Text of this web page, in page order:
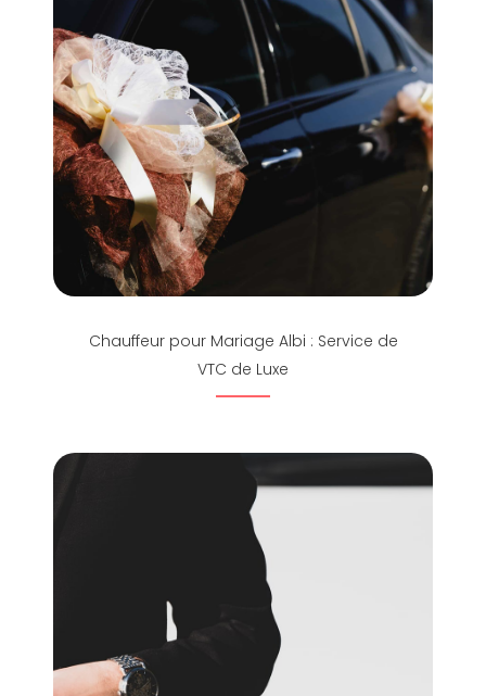
Chauffeur pour Mariage Albi : Service de
VTC de Luxe